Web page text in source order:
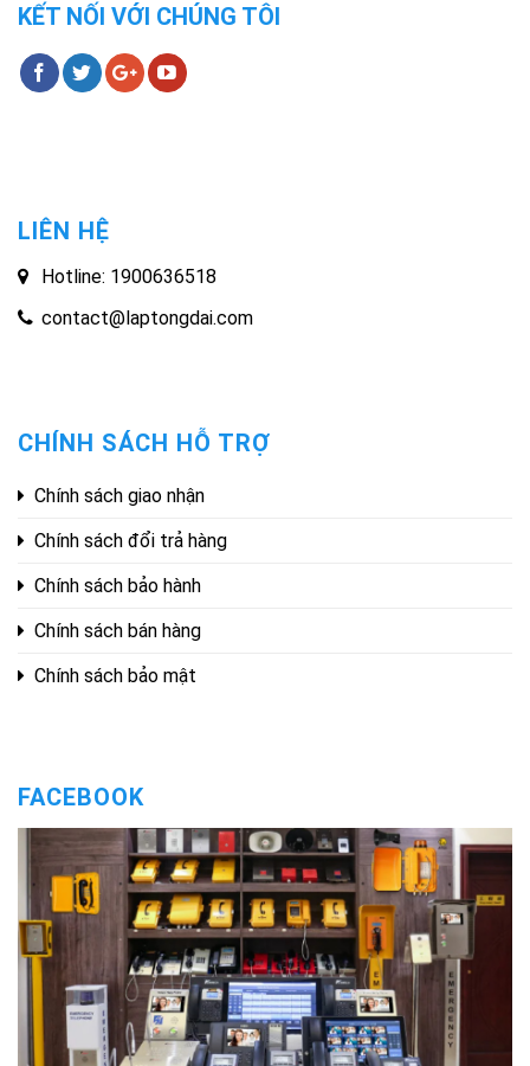
KẾT NỐI VỚI CHÚNG TÔI
LIÊN HỆ
Hotline: 1900636518
contact@laptongdai.com
CHÍNH SÁCH HỖ TRỢ
Chính sách giao nhận
Chính sách đổi trả hàng
Chính sách bảo hành
Chính sách bán hàng
Chính sách bảo mật
FACEBOOK